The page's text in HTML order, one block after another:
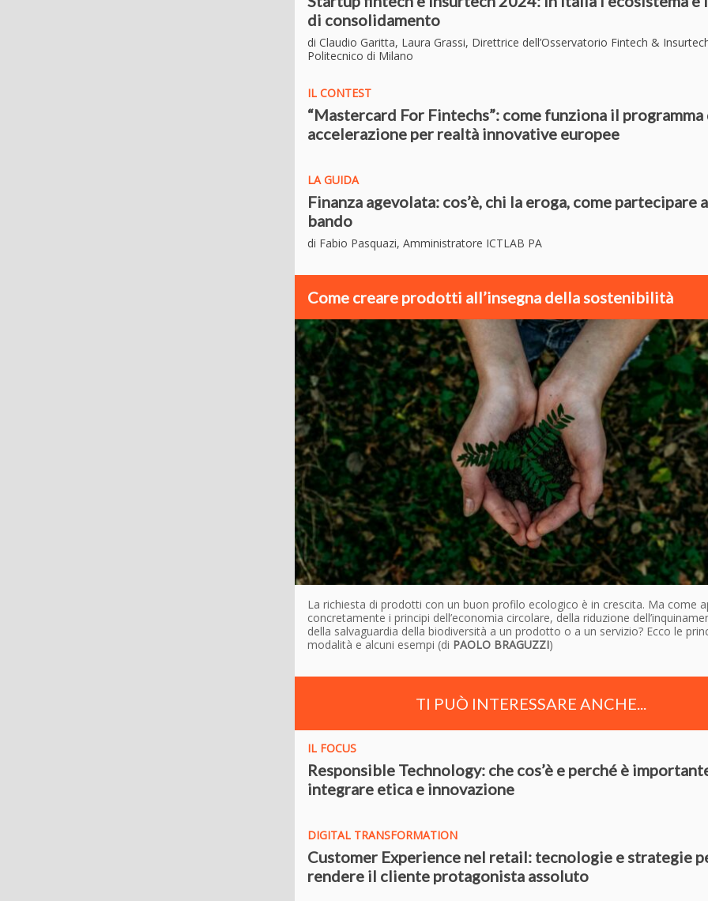
di consolidamento
di Claudio Garitta, Laura Grassi, Direttrice dell’Osservatorio Fintech &
Politecnico di Milano
IL CONTEST
“Mastercard For Fintechs”: come funziona il programma
accelerazione per realtà innovative europee
LA GUIDA
Finanza agevolata: cos’è, chi la eroga, come partecipare
bando
di Fabio Pasquazi, Amministratore ICTLAB PA
Come creare prodotti all’insegna della sostenibilità
La richiesta di prodotti con un buon profilo ecologico è in crescita. Ma come
concretamente i principi dell’economia circolare, della riduzione
della salvaguardia della biodiversità a un prodotto o a un servizio? Ecco le
modalità e alcuni esempi (di PAOLO BRAGUZZI)
TI PUÒ INTERESSARE ANCHE...
IL FOCUS
Responsible Technology: che cos’è e perché è
integrare etica e innovazione
DIGITAL TRANSFORMATION
Customer Experience nel retail: tecnologie e strategie
rendere il cliente protagonista assoluto